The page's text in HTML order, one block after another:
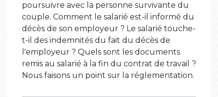
poursuivre avec la personne survivante du
couple. Comment le salarié est-il informé du
décès de son employeur ? Le salarié touche-
t-il des indemnités du fait du décès de
l'employeur ? Quels sont les documents
remis au salarié à la fin du contrat de travail ?
Nous faisons un point sur la réglementation.